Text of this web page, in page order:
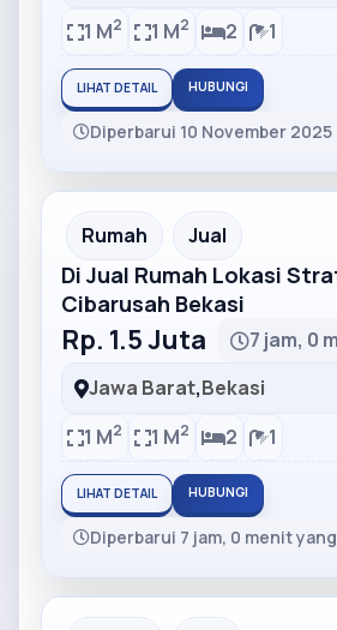
1 M2 1 M2 2 1
LIHAT DETAIL HUBUNGI
Diperbarui 10 November 2025
Partner Ad
Rumah Jual
Di Jual Rumah Lokasi
Cibarusah Bekasi
Rp. 1.5 Juta
7 jam, 0
Jawa Barat,Bekasi
1 M2 1 M2 2 1
LIHAT DETAIL HUBUNGI
Diperbarui 7 jam, 0 menit